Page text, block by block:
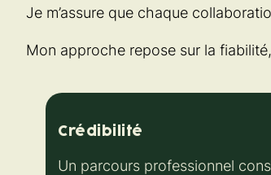
Je m’assure que chaque
Mon approche repose sur la
Crédibilité
Un parcours professionnel